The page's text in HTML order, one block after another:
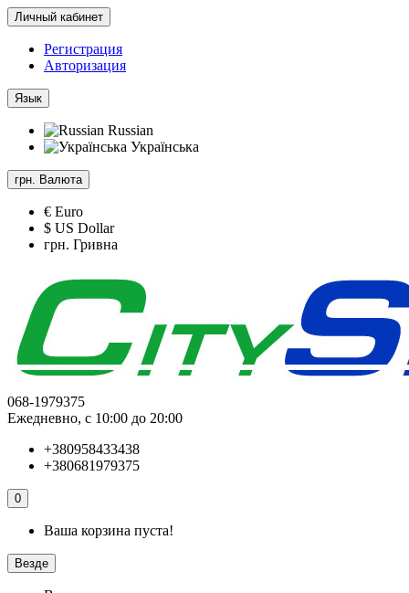
Личный кабинет
Регистрация
Авторизация
Язык
Russian
Українська
грн. Валюта
€ Euro
$ US Dollar
грн. Гривна
068-1979375
Ежедневно, с 10:00 до 20:00
+380958433438
+380681979375
0
Ваша корзина пуста!
Везде